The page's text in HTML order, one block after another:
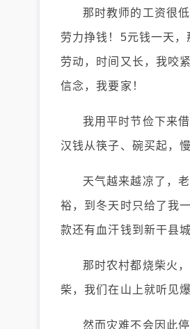
那时教师的工资很
劳力挣钱！5元钱一天
劳动，时间又长，我咬
信念，我要家！
我用平时节俭下来
汉钱从筷子、碗买起，
天气越来越凉了，
裕，到冬天时只给了我
款还有血汗钱到新干县
那时农村都烧柴火
柴，我们在山上就听见
然而灾难不会因此停